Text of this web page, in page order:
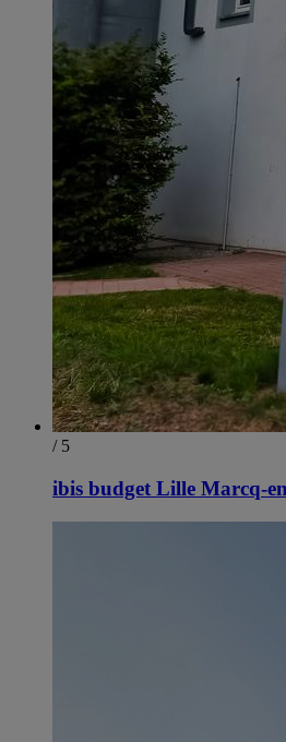
/ 5
ibis budget Lille Marcq-